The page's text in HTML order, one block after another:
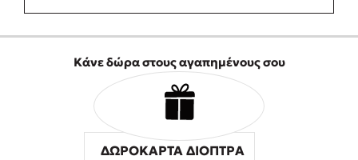
Κάνε δώρα στους αγαπημένους σου
ΔΩΡΟΚΑΡΤΑ ΔΙΟΠΤΡΑ